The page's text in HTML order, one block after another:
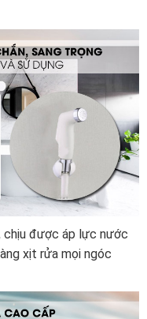
chịu được áp lực nước
xịt rửa mọi ngóc